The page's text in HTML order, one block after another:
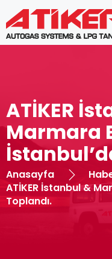
ATİKER
Marmara
Anasayfa
ATİKER İstanbul &
Toplandı.